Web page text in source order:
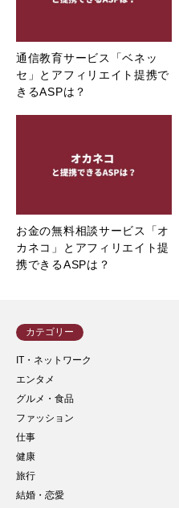
通信教育サービス「ベネッ
セ」とアフィリエイト提携で
きるASPは？
お金の無料相談サービス「オ
カネコ」とアフィリエイト提
携できるASPは？
カテゴリー
IT・ネットワーク
エンタメ
グルメ・食品
ファッション
仕事
健康
旅行
結婚・恋愛